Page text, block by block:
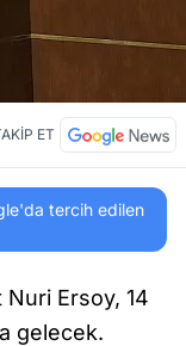
ET
tercih edilen
Nuri Ersoy, 14
gelecek.